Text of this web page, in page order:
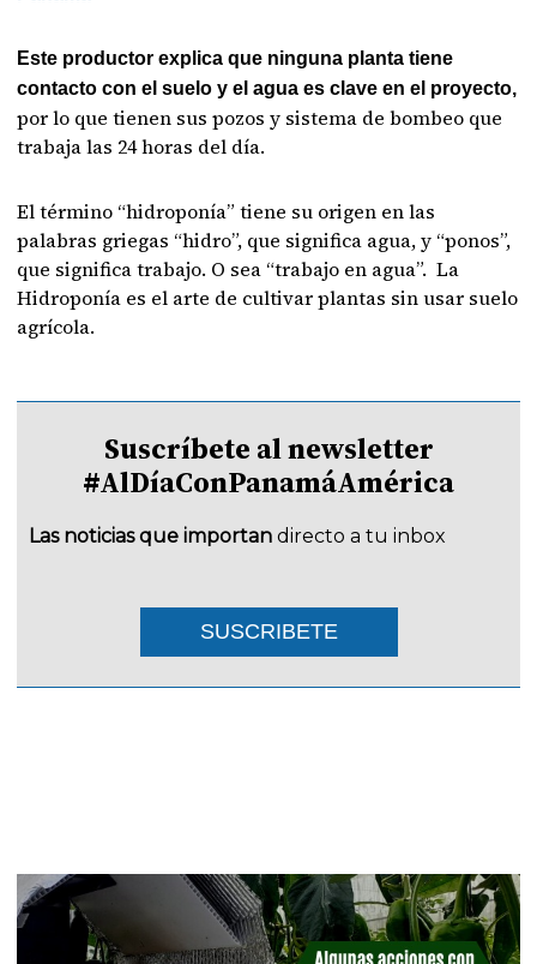
Este productor explica que ninguna planta tiene
contacto con el suelo y el agua es clave en el proyecto,
por lo que tienen sus pozos y sistema de bombeo que
trabaja las 24 horas del día.
El término “hidroponía” tiene su origen en las
palabras griegas “hidro”, que significa agua, y “ponos”,
que significa trabajo. O sea “trabajo en agua”. La
Hidroponía es el arte de cultivar plantas sin usar suelo
agrícola.
Suscríbete al newsletter
#AlDíaConPanamáAmérica
Las noticias que importan directo a tu inbox
SUSCRIBETE